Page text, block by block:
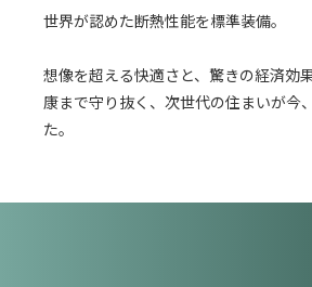
世界が認めた断熱性能を標準装備。
想像を超える快適さと、驚きの経済効
康まで守り抜く、次世代の住まいが今
た。